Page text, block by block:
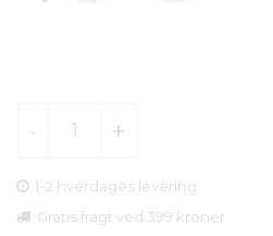
1-2 hverdages levering
Gratis fragt ved 399 kroner